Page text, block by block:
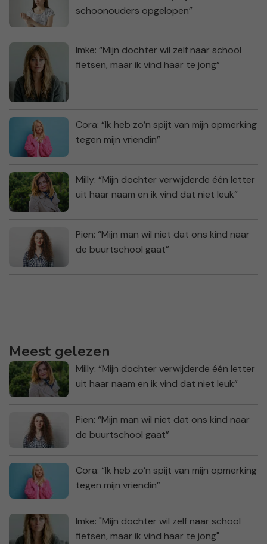
schoonouders opgelopen”
Imke: “Mijn dochter wil zelf naar school
fietsen, maar ik vind haar te jong”
Cora: “Ik heb zo’n spijt van mijn opmerking
tegen mijn vriendin”
Milly: “Mijn dochter verwijderde één letter
uit haar naam en ik vind dat niet leuk”
Pien: “Mijn man wil niet dat ons kind naar
de buurtschool gaat”
Meest gelezen
Milly: “Mijn dochter verwijderde één letter
uit haar naam en ik vind dat niet leuk”
Pien: “Mijn man wil niet dat ons kind naar
de buurtschool gaat”
Cora: “Ik heb zo’n spijt van mijn opmerking
tegen mijn vriendin”
Imke: "Mijn dochter wil zelf naar school
fietsen, maar ik vind haar te jong"